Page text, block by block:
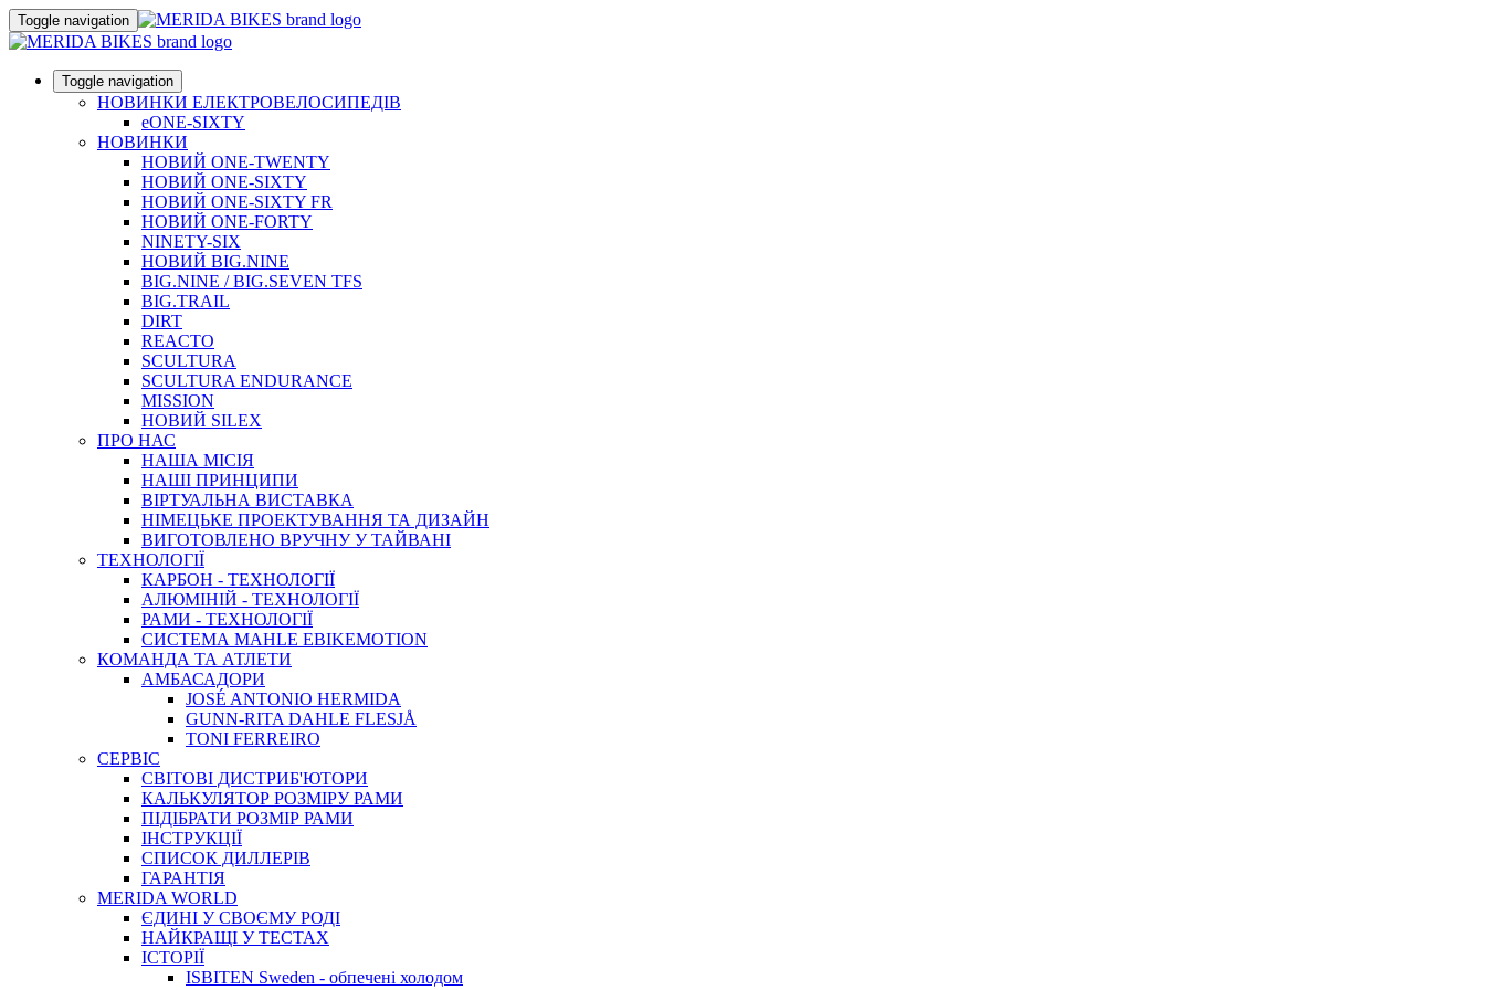
Toggle navigation
Toggle navigation
НОВИНКИ ЕЛЕКТРОВЕЛОСИПЕДІВ
eONE-SIXTY
НОВИНКИ
НОВИЙ ONE-TWENTY
НОВИЙ ONE-SIXTY
НОВИЙ ONE-SIXTY FR
НОВИЙ ONE-FORTY
NINETY-SIX
НОВИЙ BIG.NINE
BIG.NINE / BIG.SEVEN TFS
BIG.TRAIL
DIRT
REACTO
SCULTURA
SCULTURA ENDURANCE
MISSION
НОВИЙ SILEX
ПРО НАС
НАША МICIЯ
НАШI ПРИНЦИПИ
ВIРТУАЛЬНА ВИСТАВКА
НІМЕЦЬКЕ ПРОЕКТУВАННЯ ТА ДИЗАЙН
ВИГОТОВЛЕНО ВРУЧНУ У ТАЙВАНІ
ТЕХНОЛОГІЇ
КАРБОН - ТЕХНОЛОГІЇ
АЛЮМІНІЙ - ТЕХНОЛОГІЇ
РАМИ - ТЕХНОЛОГІЇ
СИСТЕМА MAHLE EBIKEMOTION
КОМАНДА ТА АТЛЕТИ
АМБАСАДОРИ
JOSÉ ANTONIO HERMIDA
GUNN-RITA DAHLE FLESJÅ
TONI FERREIRO
СЕРВІС
СВІТОВІ ДИСТРИБ'ЮТОРИ
КАЛЬКУЛЯТОР РОЗМIРУ РАМИ
ПІДІБРАТИ РОЗМІР РАМИ
IНСТРУКЦIЇ
СПИСОК ДИЛЛЕРІВ
ГАРАНТIЯ
MERIDA WORLD
ЄДИНI У СВОЄМУ РОДI
НАЙКРАЩІ У ТЕСТАХ
ІСТОРІЇ
ISBITEN Sweden - обпечені холодом